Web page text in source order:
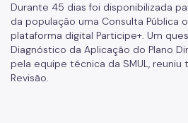
Durante 45 dias foi disponibilizada
da população uma Consulta Pública
plataforma digital Participe+. Um
Diagnóstico da Aplicação do Plano
pela equipe técnica da SMUL, reuniu
Revisão.